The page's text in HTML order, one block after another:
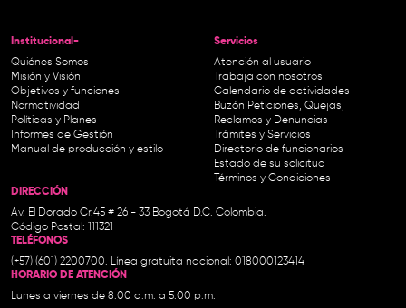
Institucional-
Quiénes Somos
Misión y Visión
Objetivos y funciones
Normatividad
Políticas y Planes
Informes de Gestión
Manual de producción y estilo
Servicios
Atención al usuario
Trabaja con nosotros
Calendario de actividades
Buzón Peticiones, Quejas,
Reclamos y Denuncias
Trámites y Servicios
Directorio de funcionarios
Estado de su solicitud
Términos y Condiciones
DIRECCIÓN
Av. El Dorado Cr.45 # 26 - 33 Bogotá D.C. Colombia.
Código Postal: 111321
TELÉFONOS
(+57) (601) 2200700. Línea gratuita nacional: 018000123414
HORARIO DE ATENCIÓN
Lunes a viernes de 8:00 a.m. a 5:00 p.m.